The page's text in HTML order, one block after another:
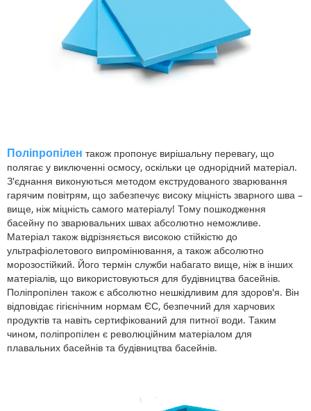
Поліпропілен також пропонує вирішальну перевагу, що
полягає у виключенні осмосу, оскільки це однорідний матеріал.
З'єднання виконуються методом екструдованого зварювання
гарячим повітрям, що забезпечує високу міцність зварного шва –
вище, ніж міцність самого матеріалу! Тому пошкодження
басейну по зварювальних швах абсолютно неможливе.
Матеріал також відрізняється високою стійкістю до
ультрафіолетового випромінювання, а також абсолютно
морозостійкий. Його термін служби набагато вище, ніж в інших
матеріалів, що використовуються для будівництва басейнів.
Поліпропілен також є абсолютно нешкідливим для здоров'я. Він
відповідає гігієнічним нормам ЄС, безпечний для харчових
продуктів та навіть сертифікований для питної води. Таким
чином, поліпропілен є революційним матеріалом для
плавальних басейнів та будівництва басейнів.